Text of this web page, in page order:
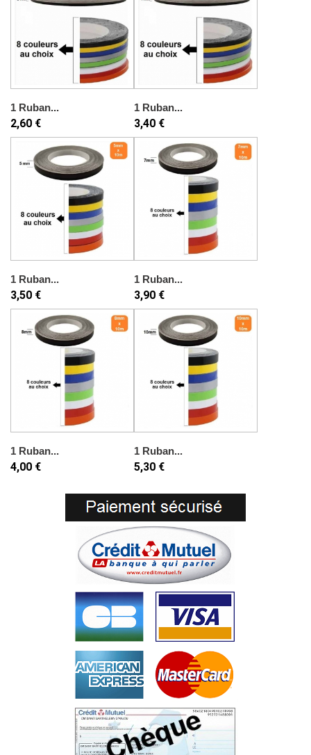
1 Ruban...
2,60 €
1 Ruban...
3,40 €
1 Ruban...
3,50 €
1 Ruban...
3,90 €
1 Ruban...
4,00 €
1 Ruban...
5,30 €